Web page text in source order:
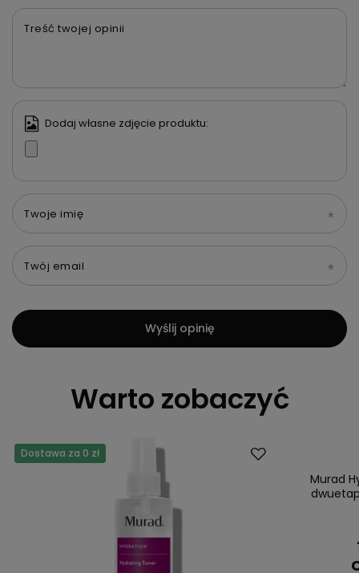
Treść twojej opinii
Dodaj własne zdjęcie produktu:
Twoje imię
Twój email
Wyślij opinię
Warto zobaczyć
Dostawa za 0 zł
Murad